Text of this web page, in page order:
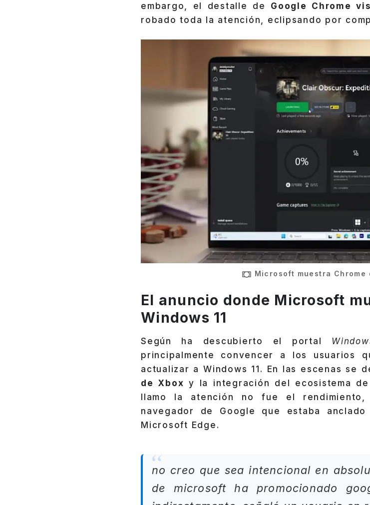
embargo, el destalle de Google Chrome
robado toda la atención, eclipsando por
Microsoft muestra Chrome
El anuncio donde Microsoft
Windows 11
Según ha descubierto el portal
principalmente convencer a los usuarios
actualizar a Windows 11. En las escenas se
de Xbox y la integración del ecosistema
llamo la atención no fue el
navegador de Google que estaba
Microsoft Edge.
no creo que sea intencional en
de microsoft ha promocionado